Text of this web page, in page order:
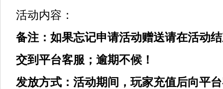
活动内容：
备注：如果忘记申请活动赠送请在活动
交到平台客服；逾期不候！
发放方式：活动期间，玩家充值后向平